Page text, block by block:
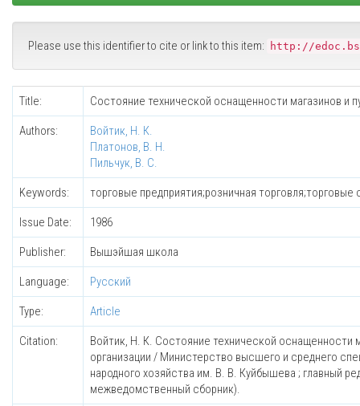
Please use this identifier to cite or link to this item: http://
Title: Состояние технической оснащенности магазинов и
Authors:
Войтик, Н. К.
Платонов, В. Н.
Пильчук, В. С.
Keywords: торговые предприятия;розничная
Issue Date: 1986
Publisher: Вышэйшая школа
Language: Русский
Type: Article
Citation:
Войтик, Н. К. Состояние технической оснащенности
организации / Министерство высшего и среднего
народного хозяйства им. В. В. Куйбышева ; главный
межведомственный сборник).